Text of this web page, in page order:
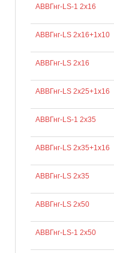
АВВГнг-LS-1 2х16
АВВГнг-LS 2х16+1х10
АВВГнг-LS 2х16
АВВГнг-LS 2х25+1х16
АВВГнг-LS-1 2х35
АВВГнг-LS 2х35+1х16
АВВГнг-LS 2х35
АВВГнг-LS 2х50
АВВГнг-LS-1 2х50